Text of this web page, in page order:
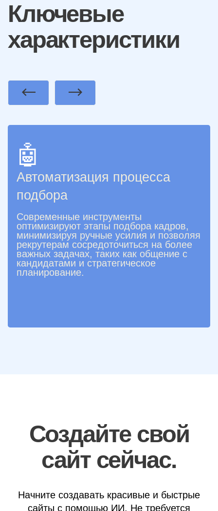
Ключевые
характеристики
🤖
Автоматизация процесса
подбора
Современные инструменты
оптимизируют этапы подбора кадров,
минимизируя ручные усилия и позволяя
рекрутерам сосредоточиться на более
важных задачах, таких как общение с
кандидатами и стратегическое
планирование.
PreviousNext
Создайте свой
сайт сейчас.
Начните создавать красивые и быстрые
сайты с помощью ИИ. Не требуется